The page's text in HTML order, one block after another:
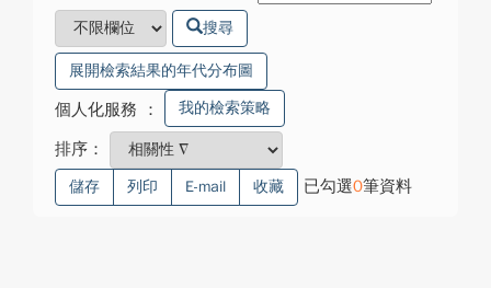
搜尋
展開檢索結果的年代分布圖
個人化服務 ： 我的檢索策略
排序：
儲存 列印 E-mail 收藏 已勾選0筆資料